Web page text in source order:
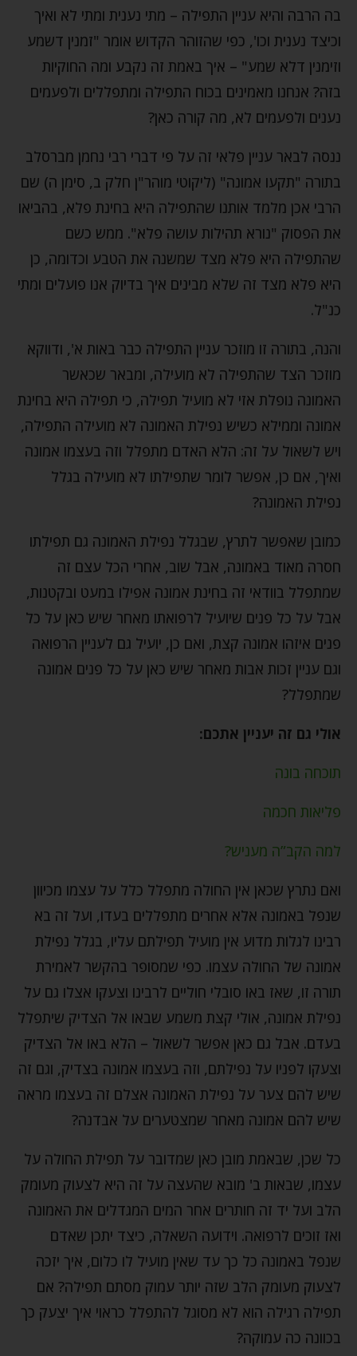
בה הרבה והיא עניין התפילה – מתי נענית ומתי לא ואיך
וכיצד נענית וכו', כפי שהזוהר הקדוש אומר "זמנין דשמע
וזימנין דלא שמע" – איך באמת זה נקבע ומה החוקיות
בזה? אנחנו מאמינים בכוח התפילה ומתפללים ולפעמים
נענים ולפעמים לא, מה קורה כאן?
ננסה לבאר עניין פלאי זה על פי דברי רבי נחמן מברסלב
בתורה "תקעו אמונה" (ליקוטי מוהר"ן חלק ב, סימן ה) שם
הרבי אכן מלמד אותנו שהתפילה היא בחינת פלא, בהביאו
את הפסוק "נורא תהילות עושה פלא". ממש כשם
שהתפילה היא פלא מצד שמשנה את הטבע וכדומה, כן
היא פלא מצד זה שלא מבינים איך בדיוק אנו פועלים ומתי
כנ"ל.
והנה, בתורה זו מוזכר עניין התפילה כבר באות א', ודווקא
מוזכר הצד שהתפילה לא מועילה, ומבאר שכאשר
האמונה נופלת אזי לא מועיל תפילה, כי תפילה היא בחינת
אמונה וממילא כשיש נפילת האמונה לא מועילה התפילה,
ויש לשאול על זה: הלא האדם מתפלל וזה בעצמו אמונה
ואיך, אם כן, אפשר לומר שתפילתו לא מועילה בגלל
נפילת האמונה?
כמובן שאפשר לתרץ, שבגלל נפילת האמונה גם תפילתו
חסרה מאוד באמונה, אבל שוב, אחרי הכל עצם זה
שמתפלל בוודאי זה בחינת אמונה אפילו במעט ובקטנות,
אבל על כל פנים שיועיל לרפואתו מאחר שיש כאן על כל
פנים איזהו אמונה קצת, ואם כן, יועיל גם לעניין הרפואה
וגם עניין זכות אבות מאחר שיש כאן על כל פנים אמונה
שמתפלל?
אולי גם זה יעניין אתכם:
תוכחה בונה
פליאות חכמה
למה הקב”ה מעניש?
ואם נתרץ שכאן אין החולה מתפלל כלל על עצמו מכיוון
שנפל באמונה אלא אחרים מתפללים בעדו, ועל זה בא
רבינו לגלות מדוע אין מועיל תפילתם עליו, בגלל נפילת
אמונה של החולה עצמו. כפי שמסופר בהקשר לאמירת
תורה זו, שאז באו סובלי חוליים לרבינו וצעקו אצלו גם על
נפילת אמונה, אולי קצת משמע שבאו אל הצדיק שיתפלל
בעדם. אבל גם כאן אפשר לשאול – הלא באו אל הצדיק
וצעקו לפניו על נפילתם, וזה בעצמו אמונה בצדיק, וגם זה
שיש להם צער על נפילת האמונה אצלם זה בעצמו מראה
שיש להם אמונה מאחר שמצטערים על אבדנה?
כל שכן, שבאמת מובן כאן שמדובר על תפילת החולה על
עצמו, שבאות ב' מובא שהעצה על זה היא לצעוק מעומק
הלב ועל יד זה חותרים אחר המים המגדלים את האמונה
ואז זוכים לרפואה. וידועה השאלה, כיצד יתכן שאדם
שנפל באמונה כל כך עד שאין מועיל לו כלום, איך יזכה
לצעוק מעומק הלב שזה יותר עמוק מסתם תפילה? אם
תפילה רגילה הוא לא מסוגל להתפלל כראוי איך יצעק כך
בכוונה כה עמוקה?